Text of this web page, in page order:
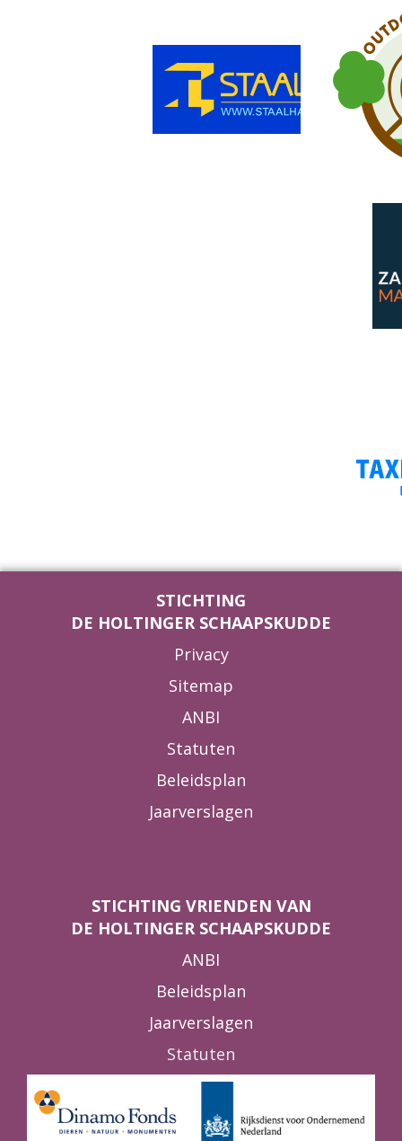
STICHTING
DE HOLTINGER SCHAAPSKUDDE
Privacy
Sitemap
ANBI
Statuten
Beleidsplan
Jaarverslagen
STICHTING VRIENDEN VAN
DE HOLTINGER SCHAAPSKUDDE
ANBI
Beleidsplan
Jaarverslagen
Statuten